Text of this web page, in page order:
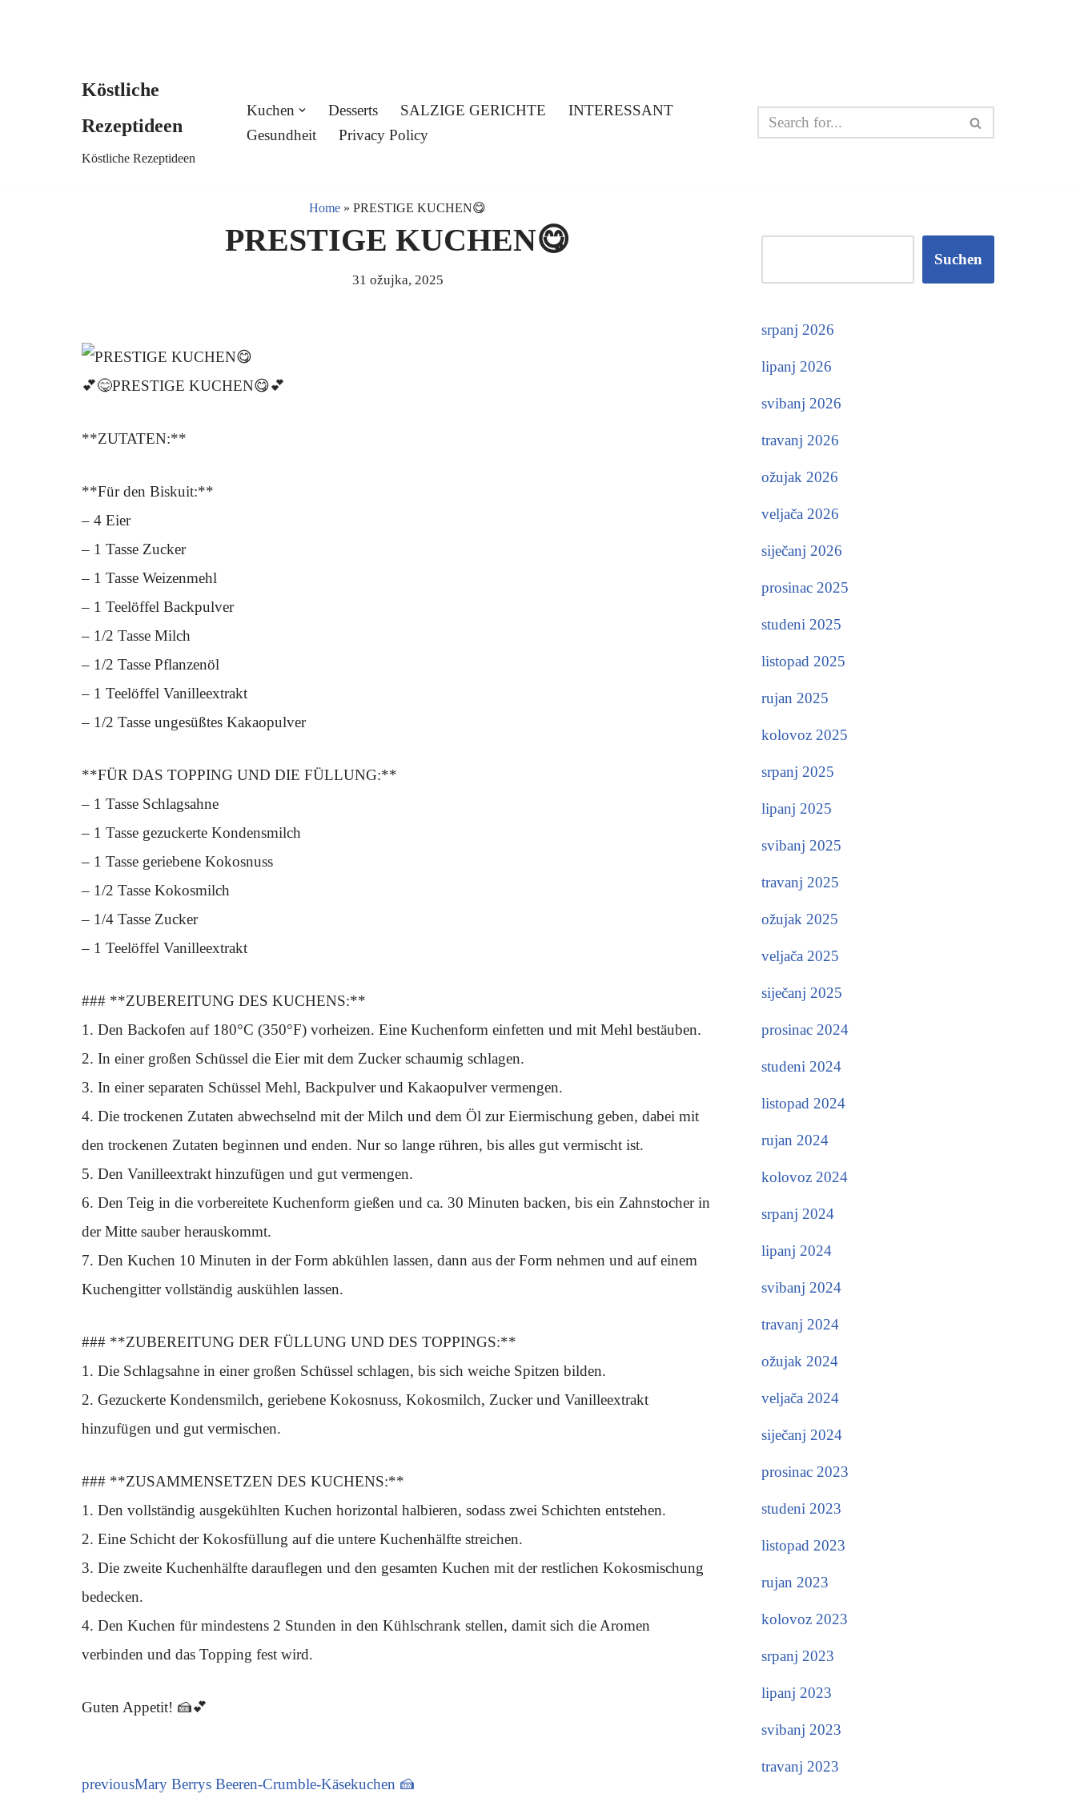
Köstliche
Rezeptideen
Köstliche Rezeptideen
Kuchen Desserts SALZIGE GERICHTE
INTERESSANT
Gesundheit
Privacy Policy
Home » PRESTIGE KUCHEN😋
PRESTIGE KUCHEN😋
31 ožujka, 2025
💕😋PRESTIGE KUCHEN😋💕
**ZUTATEN:**
**Für den Biskuit:**
– 4 Eier
– 1 Tasse Zucker
– 1 Tasse Weizenmehl
– 1 Teelöffel Backpulver
– 1/2 Tasse Milch
– 1/2 Tasse Pflanzenöl
– 1 Teelöffel Vanilleextrakt
– 1/2 Tasse ungesüßtes Kakaopulver
**FÜR DAS TOPPING UND DIE FÜLLUNG:**
– 1 Tasse Schlagsahne
– 1 Tasse gezuckerte Kondensmilch
– 1 Tasse geriebene Kokosnuss
– 1/2 Tasse Kokosmilch
– 1/4 Tasse Zucker
– 1 Teelöffel Vanilleextrakt
### **ZUBEREITUNG DES KUCHENS:**
1. Den Backofen auf 180°C (350°F) vorheizen. Eine Kuchenform einfetten und mit Mehl bestäuben.
2. In einer großen Schüssel die Eier mit dem Zucker schaumig schlagen.
3. In einer separaten Schüssel Mehl, Backpulver und Kakaopulver vermengen.
4. Die trockenen Zutaten abwechselnd mit der Milch und dem Öl zur Eiermischung geben, dabei mit
den trockenen Zutaten beginnen und enden. Nur so lange rühren, bis alles gut vermischt ist.
5. Den Vanilleextrakt hinzufügen und gut vermengen.
6. Den Teig in die vorbereitete Kuchenform gießen und ca. 30 Minuten backen, bis ein Zahnstocher in
der Mitte sauber herauskommt.
7. Den Kuchen 10 Minuten in der Form abkühlen lassen, dann aus der Form nehmen und auf einem
Kuchengitter vollständig auskühlen lassen.
### **ZUBEREITUNG DER FÜLLUNG UND DES TOPPINGS:**
1. Die Schlagsahne in einer großen Schüssel schlagen, bis sich weiche Spitzen bilden.
2. Gezuckerte Kondensmilch, geriebene Kokosnuss, Kokosmilch, Zucker und Vanilleextrakt
hinzufügen und gut vermischen.
### **ZUSAMMENSETZEN DES KUCHENS:**
1. Den vollständig ausgekühlten Kuchen horizontal halbieren, sodass zwei Schichten entstehen.
2. Eine Schicht der Kokosfüllung auf die untere Kuchenhälfte streichen.
3. Die zweite Kuchenhälfte darauflegen und den gesamten Kuchen mit der restlichen Kokosmischung
bedecken.
4. Den Kuchen für mindestens 2 Stunden in den Kühlschrank stellen, damit sich die Aromen
verbinden und das Topping fest wird.
Guten Appetit! 🍰💕
previousMary Berrys Beeren-Crumble-Käsekuchen 🍰
Suchen
srpanj 2026
lipanj 2026
svibanj 2026
travanj 2026
ožujak 2026
veljača 2026
siječanj 2026
prosinac 2025
studeni 2025
listopad 2025
rujan 2025
kolovoz 2025
srpanj 2025
lipanj 2025
svibanj 2025
travanj 2025
ožujak 2025
veljača 2025
siječanj 2025
prosinac 2024
studeni 2024
listopad 2024
rujan 2024
kolovoz 2024
srpanj 2024
lipanj 2024
svibanj 2024
travanj 2024
ožujak 2024
veljača 2024
siječanj 2024
prosinac 2023
studeni 2023
listopad 2023
rujan 2023
kolovoz 2023
srpanj 2023
lipanj 2023
svibanj 2023
travanj 2023